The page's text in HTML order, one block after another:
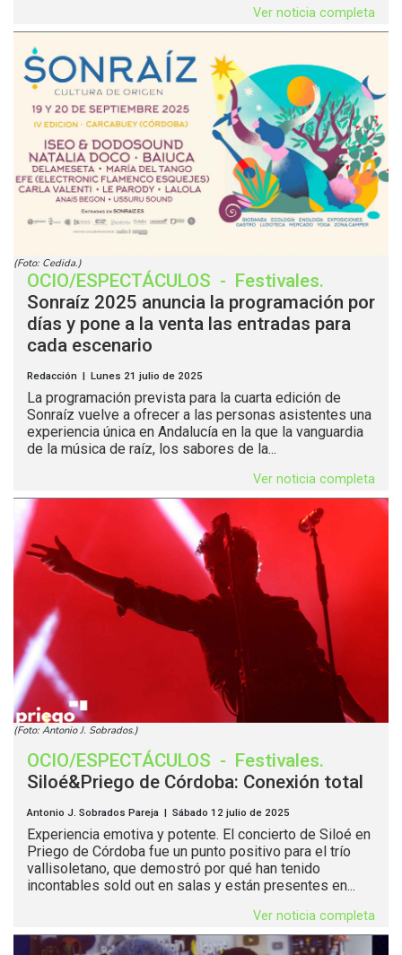
Ver noticia completa
(Foto: Cedida.)
OCIO/ESPECTÁCULOS - Festivales.
Sonraíz 2025 anuncia la programación por
días y pone a la venta las entradas para
cada escenario
Redacción | Lunes 21 julio de 2025
La programación prevista para la cuarta edición de
Sonraíz vuelve a ofrecer a las personas asistentes una
experiencia única en Andalucía en la que la vanguardia
de la música de raíz, los sabores de la...
Ver noticia completa
(Foto: Antonio J. Sobrados.)
OCIO/ESPECTÁCULOS - Festivales.
Siloé&Priego de Córdoba: Conexión total
Antonio J. Sobrados Pareja | Sábado 12 julio de 2025
Experiencia emotiva y potente. El concierto de Siloé en
Priego de Córdoba fue un punto positivo para el trío
vallisoletano, que demostró por qué han tenido
incontables sold out en salas y están presentes en...
Ver noticia completa